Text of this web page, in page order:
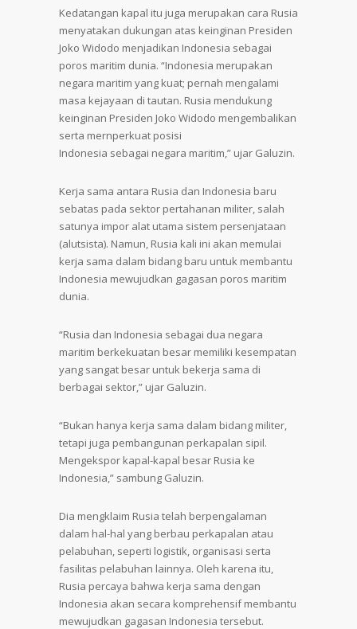
Kedatangan kapal itu juga merupakan cara Rusia
menyatakan dukungan atas keinginan Presiden
Joko Widodo menjadikan Indonesia sebagai
poros maritim dunia. “Indonesia merupakan
negara maritim yang kuat; pernah mengalami
masa kejayaan di tautan. Rusia mendukung
keinginan Presiden Joko Widodo mengembalikan
serta mernperkuat posisi
Indonesia sebagai negara maritim,” ujar Galuzin.
Kerja sama antara Rusia dan Indonesia baru
sebatas pada sektor pertahanan militer, salah
satunya impor alat utama sistem persenjataan
(alutsista). Namun, Rusia kali ini akan memulai
kerja sama dalam bidang baru untuk membantu
Indonesia mewujudkan gagasan poros maritim
dunia.
“Rusia dan Indonesia sebagai dua negara
maritim berkekuatan besar memiliki kesempatan
yang sangat besar untuk bekerja sama di
berbagai sektor,” ujar Galuzin.
“Bukan hanya kerja sama dalam bidang militer,
tetapi juga pembangunan perkapalan sipil.
Mengekspor kapal-kapal besar Rusia ke
Indonesia,” sambung Galuzin.
Dia mengklaim Rusia telah berpengalaman
dalam hal-hal yang berbau perkapalan atau
pelabuhan, seperti logistik, organisasi serta
fasilitas pelabuhan lainnya. Oleh karena itu,
Rusia percaya bahwa kerja sama dengan
Indonesia akan secara komprehensif membantu
mewujudkan gagasan Indonesia tersebut.